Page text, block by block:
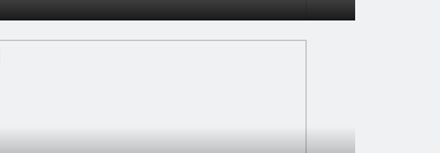
Pemulihan Ekonomi